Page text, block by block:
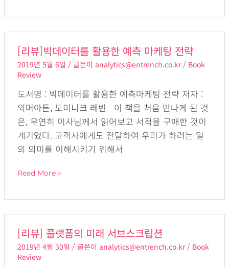
[리뷰]빅데이터를 활용한 예측 마케팅 전략
2019년 5월 6일/ 글쓴이 analytics@entrench.co.kr/ Book
Review
도서명 : 빅데이터를 활용한 예측마케팅 전략 저자 :
외머아튼, 도미니크 레빈 이 책을 처음 만나게 된 것
은, 우연히 이사님께서 읽어보고 서적을 구매한 것이
계기였다. 고객사에게도 전달하여 우리가 하려는 일
의 의미를 이해시키기 위해서
뷰]
빅
데
이
터
를
활
용
예
팅
전
략
Read More »
[리뷰] 플랫폼의 미래 서브스크립션
2019년 4월 30일 / 글쓴이 analytics@entrench.co.kr / Book
Review
뷰]
플
랫